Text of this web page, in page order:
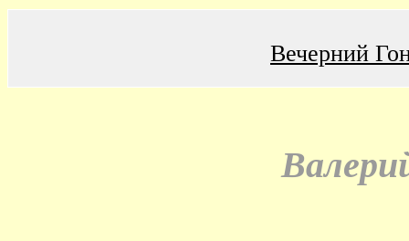
Вечерний